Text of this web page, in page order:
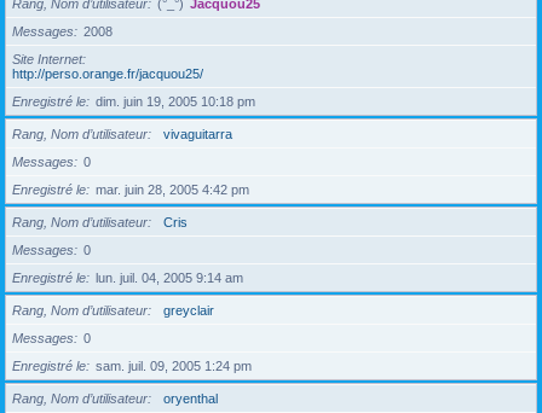
Rang, Nom d’utilisateur (°_°) Jacquou25
Messages
2008
Site Internet
http://perso.orange.fr/jacquou25/
Enregistré le
dim. juin 19, 2005 10:18 pm
Rang, Nom d’utilisateur
vivaguitarra
Messages
0
Enregistré le
mar. juin 28, 2005 4:42 pm
Rang, Nom d’utilisateur
Cris
Messages
0
Enregistré le
lun. juil. 04, 2005 9:14 am
Rang, Nom d’utilisateur
greyclair
Messages
0
Enregistré le
sam. juil. 09, 2005 1:24 pm
Rang, Nom d’utilisateur
oryenthal